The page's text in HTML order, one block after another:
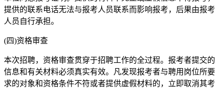
提供的联系电话无法与报考人员联系而影响报考，后果由报考
人员自行承担。
(四)资格审查
本次招聘，资格审查贯穿于招聘工作的全过程。报考者提交的
信息和有关材料必须真实有效。凡发现报考者与聘用岗位所要
求的对象和资格条件不符或者提供虚假材料的，立即取消其考